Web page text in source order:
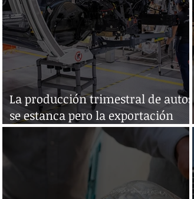
La producción trimestral de autos
se estanca pero la exportación
sube un 11 %